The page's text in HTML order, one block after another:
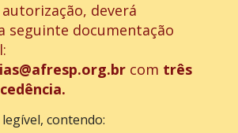
deverá
seguinte documentação
com três
contendo: